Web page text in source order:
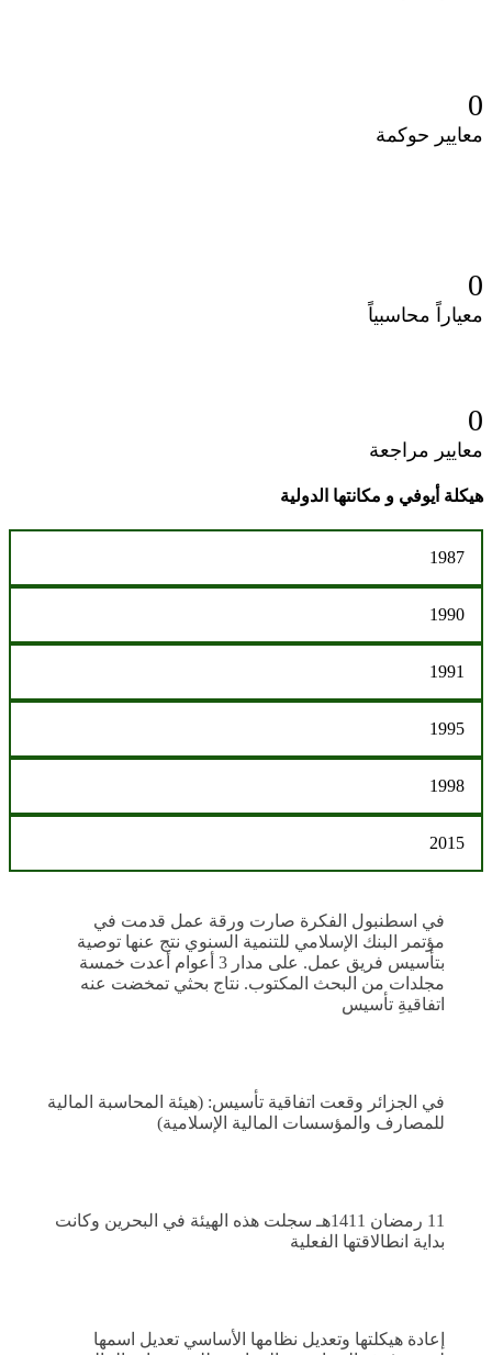
0
معايير حوكمة
0
معياراً محاسبياً
0
معايير مراجعة
هيكلة أيوفي و مكانتها الدولية
1987
1990
1991
1995
1998
2015
في اسطنبول الفكرة صارت ورقة عمل قدمت في
مؤتمر البنك الإسلامي للتنمية السنوي نتج عنها توصية
بتأسيس فريق عمل. على مدار 3 أعوام أعدت خمسة
مجلدات من البحث المكتوب. نتاج بحثي تمخضت عنه
اتفاقيةِ تأسيس
في الجزائر وقعت اتفاقية تأسيس: (هيئة المحاسبة المالية
للمصارف والمؤسسات المالية الإسلامية)
11 رمضان 1411هـ سجلت هذه الهيئة في البحرين وكانت
بداية انطالاقتها الفعلية
إعادة هيكلتها وتعديل نظامها الأساسي تعديل اسمها